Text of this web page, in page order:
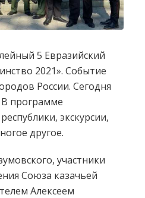
5 Евразийский
2021». Событие
России. Сегодня
В программе
экскурсии,
другое.
участники
Союза казачьей
Алексеем